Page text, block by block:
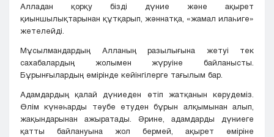
Алладан қорқу бізді дүние және ақырет
қиыншылықтарынан құтқарып, жәннатқа, «жамал илаһиге»
жетелейді.
Мұсылмандардың Алланың разылығына жетуі тек
сахабалардың жолымен жүруіне байланысты.
Бұрынғылардың өмірінде кейінгілерге тағылым бар.
Адамдардың қалай дүниеден өтіп жатқанын көрудеміз.
Өлім күнәһарды тәубе етуден бұрын алқымынан алып,
жақындарынан ажыратады. Әрине, адамдарды дүниеге
қатты байлануына жол бермей, ақырет өміріне